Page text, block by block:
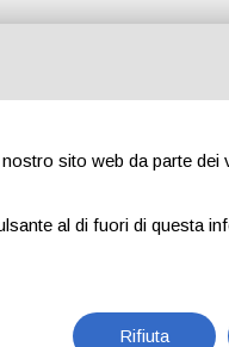
sito web da parte dei
al di fuori di questa
Rifiuta